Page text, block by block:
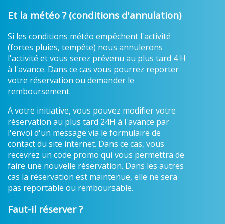
Et la météo ? (conditions d'annulation)
Si les conditions météo empêchent l'activité
(fortes pluies, tempête) nous annulerons
l'activité et vous serez prévenu au plus tard 4 H
à l'avance. Dans ce cas vous pourrez reporter
votre réservation ou demander le
remboursement.
A votre initiative, vous pouvez modifier votre
réservation au plus tard 24H à l'avance par
l'envoi d'un message via le formulaire de
contact du site internet. Dans ce cas, vous
recevrez un code promo qui vous permettra de
faire une nouvelle réservation. Dans les autres
cas la réservation est maintenue, elle ne sera
pas reportable ou remboursable.
Faut-il réserver ?